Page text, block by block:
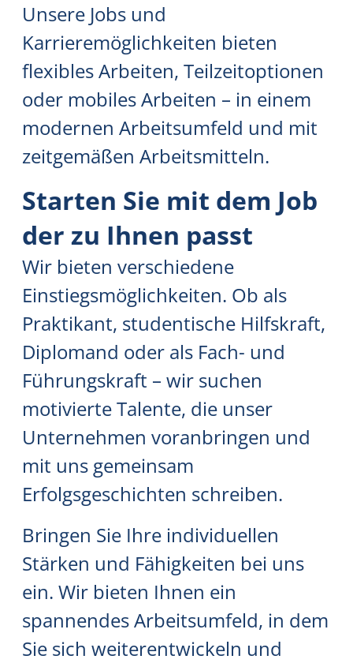
Unsere Jobs und
Karrieremöglichkeiten bieten
flexibles Arbeiten, Teilzeitoptionen
oder mobiles Arbeiten – in einem
modernen Arbeitsumfeld und mit
zeitgemäßen Arbeitsmitteln.
Starten Sie mit dem Job
der zu Ihnen passt
Wir bieten verschiedene
Einstiegsmöglichkeiten. Ob als
Praktikant, studentische Hilfskraft,
Diplomand oder als Fach- und
Führungskraft – wir suchen
motivierte Talente, die unser
Unternehmen voranbringen und
mit uns gemeinsam
Erfolgsgeschichten schreiben.
Bringen Sie Ihre individuellen
Stärken und Fähigkeiten bei uns
ein. Wir bieten Ihnen ein
spannendes Arbeitsumfeld, in dem
Sie sich weiterentwickeln und